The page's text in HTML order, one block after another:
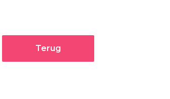
Terug